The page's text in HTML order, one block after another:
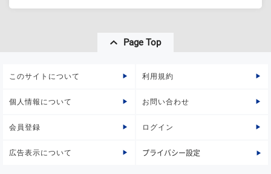
Page Top
このサイトについて 利用規約
個人情報について お問い合わせ
会員登録 ログイン
広告表示について プライバシー設定